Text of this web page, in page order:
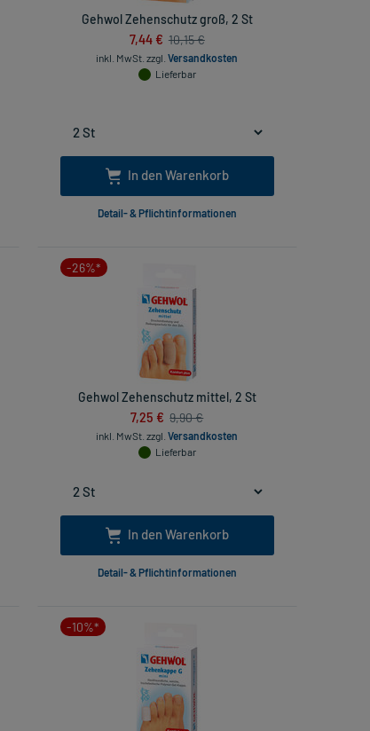
Gehwol Zehenschutz groß, 2 St
7,44 € 10,15 €
inkl. MwSt. zzgl.Versandkosten
Lieferbar
In den Warenkorb
Detail- & Pflichtinformationen
-26%*
Gehwol Zehenschutz mittel, 2 St
7,25 € 9,90 €
inkl. MwSt. zzgl.Versandkosten
Lieferbar
In den Warenkorb
Detail- & Pflichtinformationen
-10%*